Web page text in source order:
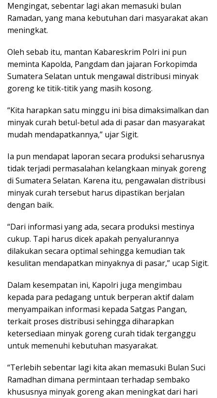
Mengingat, sebentar lagi akan memasuki bulan
Ramadan, yang mana kebutuhan dari masyarakat akan
meningkat.
Oleh sebab itu, mantan Kabareskrim Polri ini pun
meminta Kapolda, Pangdam dan jajaran Forkopimda
Sumatera Selatan untuk mengawal distribusi minyak
goreng ke titik-titik yang masih kosong.
“Kita harapkan satu minggu ini bisa dimaksimalkan dan
minyak curah betul-betul ada di pasar dan masyarakat
mudah mendapatkannya,” ujar Sigit.
Ia pun mendapat laporan secara produksi seharusnya
tidak terjadi permasalahan kelangkaan minyak goreng
di Sumatera Selatan. Karena itu, pengawalan distribusi
minyak curah tersebut harus dipastikan berjalan
dengan baik.
“Dari informasi yang ada, secara produksi mestinya
cukup. Tapi harus dicek apakah penyalurannya
dilakukan secara optimal sehingga kemudian tak
kesulitan mendapatkan minyaknya di pasar,” ucap Sigit.
Dalam kesempatan ini, Kapolri juga mengimbau
kepada para pedagang untuk berperan aktif dalam
menyampaikan informasi kepada Satgas Pangan,
terkait proses distribusi sehingga diharapkan
ketersediaan minyak goreng curah tidak terganggu
untuk memenuhi kebutuhan masyarakat.
“Terlebih sebentar lagi kita akan memasuki Bulan Suci
Ramadhan dimana permintaan terhadap sembako
khususnya minyak goreng akan meningkat dari hari